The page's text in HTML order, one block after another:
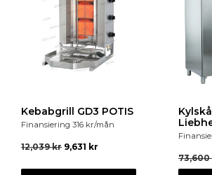
Kebabgrill GD3 POTIS
Finansiering 316 kr/mån
12,039kr 9,631 kr
73,600